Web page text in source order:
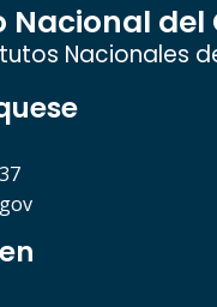
Nacional del
Nacionales